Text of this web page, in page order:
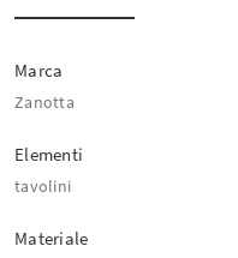
Marca
Zanotta
Elementi
tavolini
Materiale